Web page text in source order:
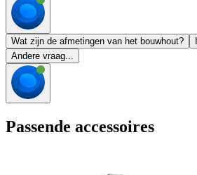
Wat zijn de afmetingen van het bouwhout?
Andere vraag...
Passende accessoires